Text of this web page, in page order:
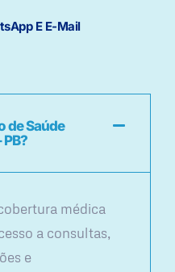
E E-Mail
de Saúde
médica
a consultas,
e